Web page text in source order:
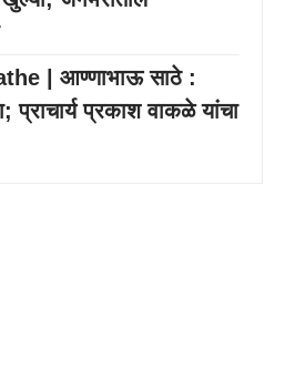
| आण्णाभाऊ साठे :
प्राचार्य प्रकाश वाकळे यांचा